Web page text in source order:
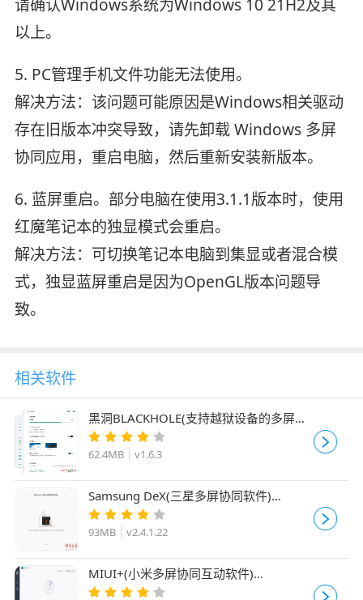
请确认Windows系统为Windows 10 21H2及其
以上。
5. PC管理手机文件功能无法使用。
解决方法：该问题可能原因是Windows相关驱动
存在旧版本冲突导致，请先卸载 Windows 多屏
协同应用，重启电脑，然后重新安装新版本。
6. 蓝屏重启。部分电脑在使用3.1.1版本时，使用
红魔笔记本的独显模式会重启。
解决方法：可切换笔记本电脑到集显或者混合模
式，独显蓝屏重启是因为OpenGL版本问题导
致。
相关软件
黑洞BLACKHOLE(支持越狱设备的多屏协
同软件) v1.6.3 免费安装版
62.4MB v1.6.3
Samsung DeX(三星多屏协同软件)
v2.4.1.22 免费安装版
93MB v2.4.1.22
MIUI+(小米多屏协同互动软件)
V2.5.3.137 免费安装版